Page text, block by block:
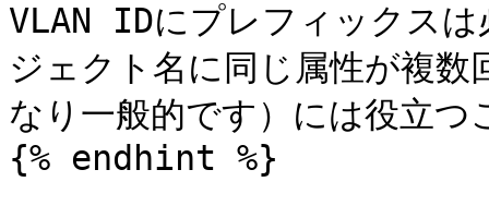
VLAN IDにプレフィックス
ジェクト名に同じ属性が複
なり一般的です）には役立つ
{% endhint %}